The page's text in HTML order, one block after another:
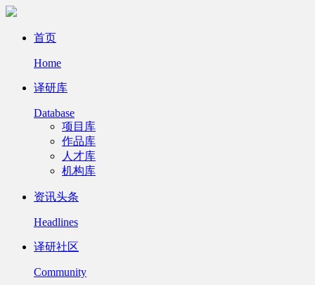
首页
Home
译研库
Database
项目库
作品库
人才库
机构库
资讯头条
Headlines
译研社区
Community